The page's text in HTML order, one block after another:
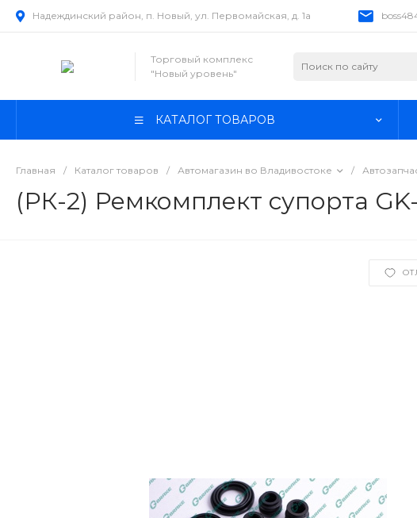
Надеждинский район, п. Новый, ул. Первомайская, д. 1а
Торговый комплекс
"Новый уровень"
КАТАЛОГ ТОВАРОВ
Главная / Каталог товаров / Автомагазин во Владивостоке /
(РК-2) Ремкомплект супорта